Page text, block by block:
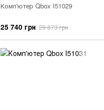
Комп'ютер Qbox I51029
25 740 грн 29 873 грн